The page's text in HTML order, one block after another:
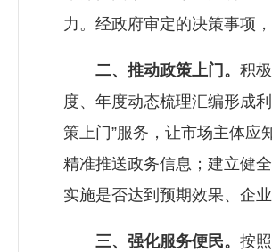
力。经政府审定的决策事项
二、推动政策上门。 积
度、年度动态梳理汇编形成
策上门”服务，让市场主体应
精准推送政务信息；建立健
实施是否达到预期效果、企
三、强化服务便民。 按